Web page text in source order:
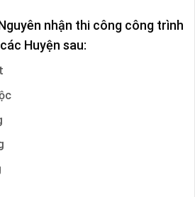
nhận thi công công trình
các Huyện sau: